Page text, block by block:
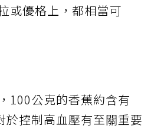
或優格上，都相當可
100公克的香蕉約含有
於控制高血壓有至關重要